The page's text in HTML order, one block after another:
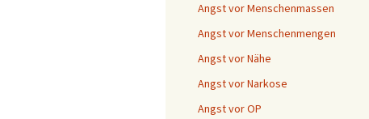
Angst vor Menschenmassen
Angst vor Menschenmengen
Angst vor Nähe
Angst vor Narkose
Angst vor OP